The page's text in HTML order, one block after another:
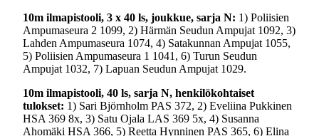
10m ilmapistooli, 3 x 40 ls, joukkue, sarja N: 1) Poliisien
Ampumaseura 2 1099, 2) Härmän Seudun Ampujat 1092, 3)
Lahden Ampumaseura 1074, 4) Satakunnan Ampujat 1055,
5) Poliisien Ampumaseura 1 1041, 6) Turun Seudun
Ampujat 1032, 7) Lapuan Seudun Ampujat 1029.
10m ilmapistooli, 40 ls, sarja N, henkilökohtaiset
tulokset: 1) Sari Björnholm PAS 372, 2) Eveliina Pukkinen
HSA 369 8x, 3) Satu Ojala LAS 369 5x, 4) Susanna
Ahomäki HSA 366, 5) Reetta Hynninen PAS 365, 6) Elina